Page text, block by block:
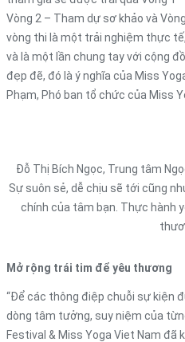
Vòng 2 – Tham dự sơ khảo và
vòng thi là một trải nghiệm thực
và là một lần chung tay với cộng
đẹp đẽ, đó là ý nghĩa của Miss
Phạm, Phó ban tổ chức của Miss
Đỗ Thị Bích Ngọc, Trung tâm
Sự suôn sẻ, dễ chịu sẽ tới cũng
chính của tâm bạn. Thực hành
Mở rộng trái tim để yêu thương
“Để các thông điệp chuỗi sự kiện
dòng tâm tưởng, suy niệm của
Festival & Miss Yoga Viet Nam đã